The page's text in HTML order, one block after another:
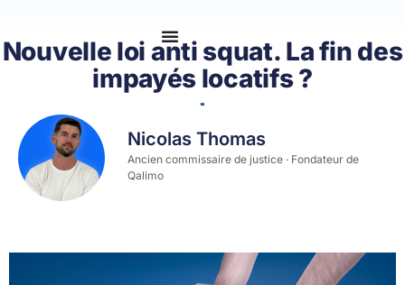
Nouvelle loi anti squat. La fin des
impayés locatifs ?
Nicolas Thomas
Ancien commissaire de justice · Fondateur de
Qalimo